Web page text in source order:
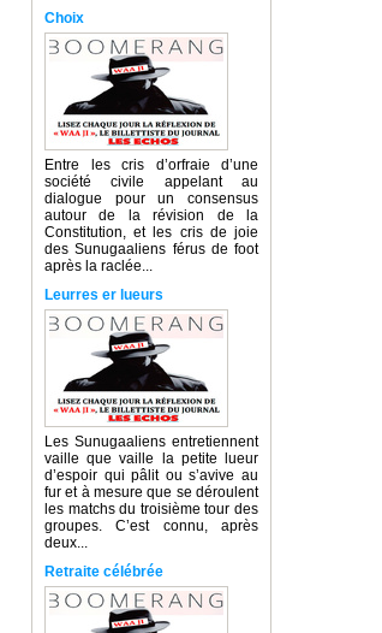
Choix
Entre les cris d’orfraie d’une
société civile appelant au
dialogue pour un consensus
autour de la révision de la
Constitution, et les cris de joie
des Sunugaaliens férus de foot
après la raclée...
Leurres er lueurs
Les Sunugaaliens entretiennent
vaille que vaille la petite lueur
d’espoir qui pâlit ou s’avive au
fur et à mesure que se déroulent
les matchs du troisième tour des
groupes. C’est connu, après
deux...
Retraite célébrée